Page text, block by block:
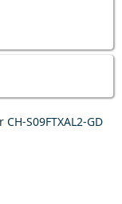
S09FTXAL2-GD